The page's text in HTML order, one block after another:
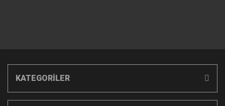
KATEGORİLER